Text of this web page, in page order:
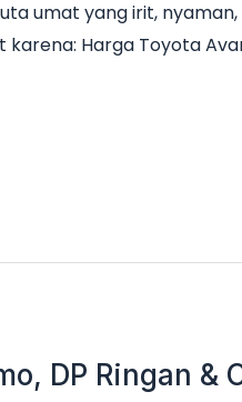
umat yang irit,
Harga Toyota
DP Ringan &